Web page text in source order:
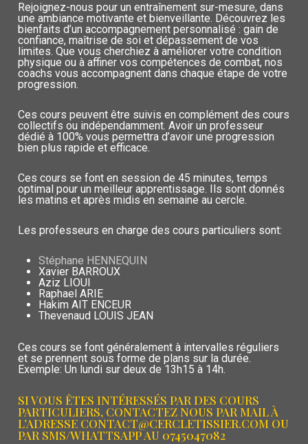
Rejoignez-nous pour un entraînement sur-mesure, dans
une ambiance motivante et bienveillante. Découvrez les
bienfaits d’un accompagnement personnalisé : gain de
confiance, maîtrise de soi et dépassement de vos
limites. Que vous cherchiez à améliorer votre condition
physique ou à affiner vos compétences de combat, nos
coachs vous accompagnent dans chaque étape de votre
progression.
Ces cours peuvent être suivis en complément des cours
collectifs ou indépendamment. Avoir un professeur
dédié à 100% vous permettra d’avoir une progression
bien plus rapide et efficace.
Ces cours se font en session de 45 minutes, temps
optimal pour un meilleur apprentissage. Ils sont donnés
les matins et après midis en semaine au cercle.
Les professeurs en charge des cours particuliers sont:
Stéphane HENNEQUIN
Xavier BARROUX
Aziz LIOUI
Raphael ARIE
Hakim AIT ENCEUR
Thevenaud LOUIS JEAN
Ces cours se font généralement à intervalles réguliers
et se prennent sous forme de plans sur la durée.
Exemple: Un lundi sur deux de 13h15 à 14h.
SI VOUS ÊTES INTÉRESSÉS PAR DES COURS
PARTICULIERS, CONTACTEZ NOUS PAR MAIL À
L’ADRESSE CONTACT@CERCLETISSIER.COM OU
PAR SMS/WHATTSAPP AU 0745047082